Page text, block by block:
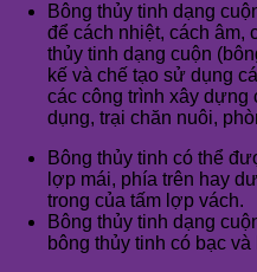
Bông thủy tinh dạng
để cách nhiệt, cách
thủy tinh dạng cuộn
kế và chế tạo sử dụng
các công trình xây dựng
dụng, trại chăn nuôi,
Bông thủy tinh có thể
lợp mái, phía trên hay
trong của tấm lợp vách.
Bông thủy tinh dạng
bông thủy tinh có bạc